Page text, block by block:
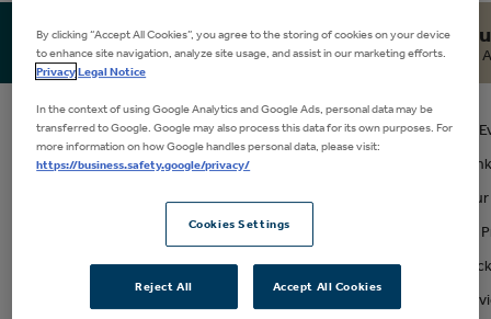
Premium Ticket
Seat Only
Ticket der besten Kategorie im
Unterrang
der Arena (Getränke gegen
Berechnung)
VIP-Parkticket (je zwei Tickets)
Ticket für
Catering
Zugang
Separater
VIP-
Guest
Loge anfragen
By clicking “Accept All Cookies”, you agree to the storing of cookies on your device
to enhance site navigation, analyze site usage, and assist in our marketing efforts.
PrivacyLegal Notice
In the context of using Google Analytics and Google Ads, personal data may be
transferred to Google. Google may also process this data for its own purposes. For
more information on how Google handles personal data, please visit:
https://business.safety.google/privacy/
Cookies Settings
Reject All Accept All Cookies